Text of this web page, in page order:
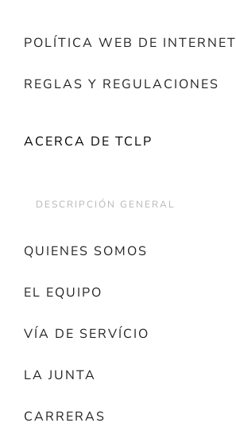
POLÍTICA WEB DE INTERNET
REGLAS Y REGULACIONES
ACERCA DE TCLP
DESCRIPCIÓN GENERAL
QUIENES SOMOS
EL EQUIPO
VÍA DE SERVÍCIO
LA JUNTA
CARRERAS